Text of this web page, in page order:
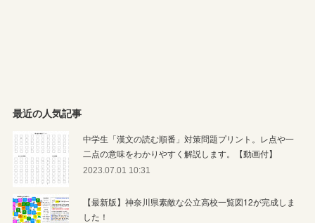
最近の人気記事
中学生「漢文の読む順番」対策問題プリント。レ点や一
二点の意味をわかりやすく解説します。【動画付】
2023.07.01 10:31
【最新版】神奈川県素敵な公立高校一覧図12が完成しま
した！